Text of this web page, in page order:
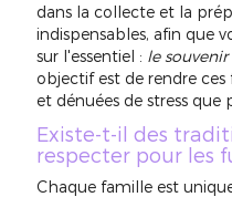
dans la collecte et la
indispensables, afin que
sur l'essentiel : le
objectif est de rendre
et dénuées de stress que
Existe-t-il des
respecter pour les
Chaque famille est